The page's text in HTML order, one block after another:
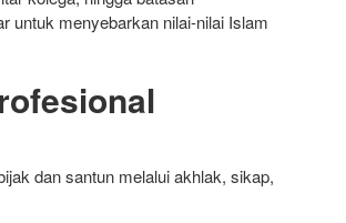
untuk menyebarkan nilai-nilai Islam
dan santun melalui akhlak, sikap,